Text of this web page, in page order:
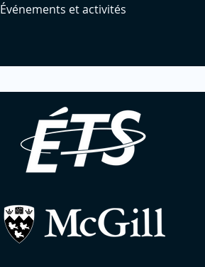
Événements et activités